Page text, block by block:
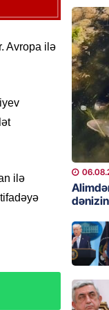
Avropa ilə
ilə
GÜNDƏM
etdiyi
DOSYE
GÜNDƏM
David
bağlı
DÜNYA
əl-